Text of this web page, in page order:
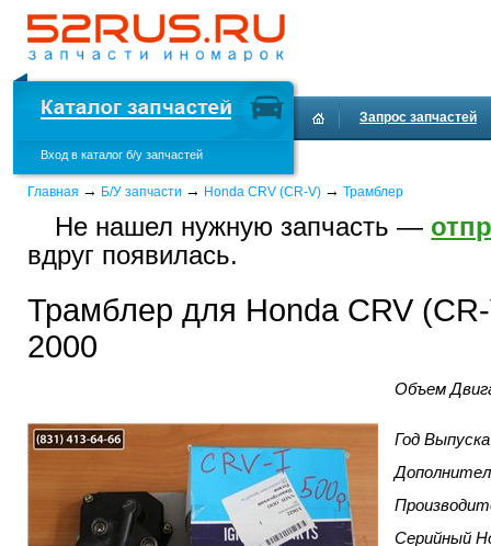
Вход в каталог б/у запчастей
Запрос запчастей
Главная → Б/У запчасти → Honda CRV (CR-V) → Трамблер
Не нашел нужную запчасть —
вдруг появилась.
Трамблер для Honda CRV (CR-
2000
Объем
Год Выпуска
Серийный